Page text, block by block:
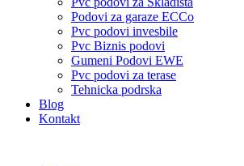
Podovi za garaze ECCo
Pvc podovi invesbile
Pvc Biznis podovi
Gumeni Podovi EWE
Pvc podovi za terase
Tehnicka podrska
Blog
Kontakt